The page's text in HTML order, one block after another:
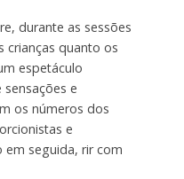
durante as sessões
crianças quanto os
espetáculo
e
os números dos
e
seguida, rir com